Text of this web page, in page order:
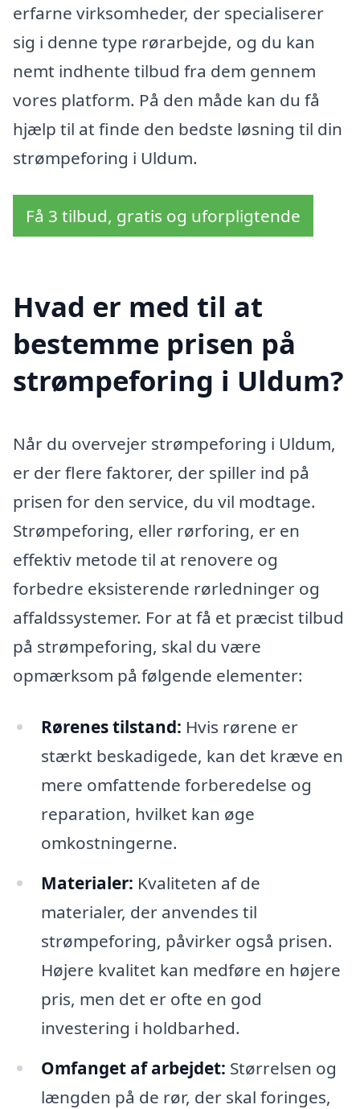
erfarne virksomheder, der specialiserer
sig i denne type rørarbejde, og du kan
nemt indhente tilbud fra dem gennem
vores platform. På den måde kan du få
hjælp til at finde den bedste løsning til din
strømpeforing i Uldum.
Få 3 tilbud, gratis og uforpligtende
Hvad er med til at
bestemme prisen på
strømpeforing i Uldum?
Når du overvejer strømpeforing i Uldum,
er der flere faktorer, der spiller ind på
prisen for den service, du vil modtage.
Strømpeforing, eller rørforing, er en
effektiv metode til at renovere og
forbedre eksisterende rørledninger og
affaldssystemer. For at få et præcist tilbud
på strømpeforing, skal du være
opmærksom på følgende elementer:
Rørenes tilstand: Hvis rørene er
stærkt beskadigede, kan det kræve en
mere omfattende forberedelse og
reparation, hvilket kan øge
omkostningerne.
Materialer: Kvaliteten af de
materialer, der anvendes til
strømpeforing, påvirker også prisen.
Højere kvalitet kan medføre en højere
pris, men det er ofte en god
investering i holdbarhed.
Omfanget af arbejdet: Størrelsen og
længden på de rør, der skal foringes,